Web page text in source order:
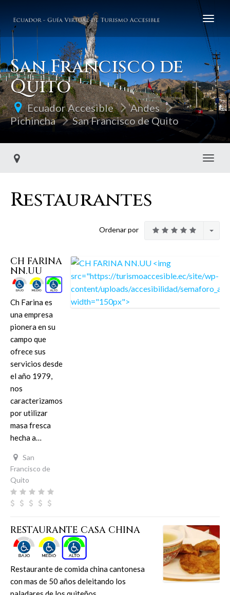
San Francisco de
Quito
Ecuador Accesible
Andes
Pichincha
San Francisco de Quito
Restaurantes
Ordenar por
CH FARINA
NN.UU
Ch Farina es
una empresa
pionera en su
campo que
ofrece sus
servicios desde
el año 1979,
nos
caracterizamos
por utilizar
masa fresca
hecha a…
San
Francisco de
Quito
RESTAURANTE CASA CHINA
Restaurante de comida china cantonesa
con mas de 50 años deleitando los